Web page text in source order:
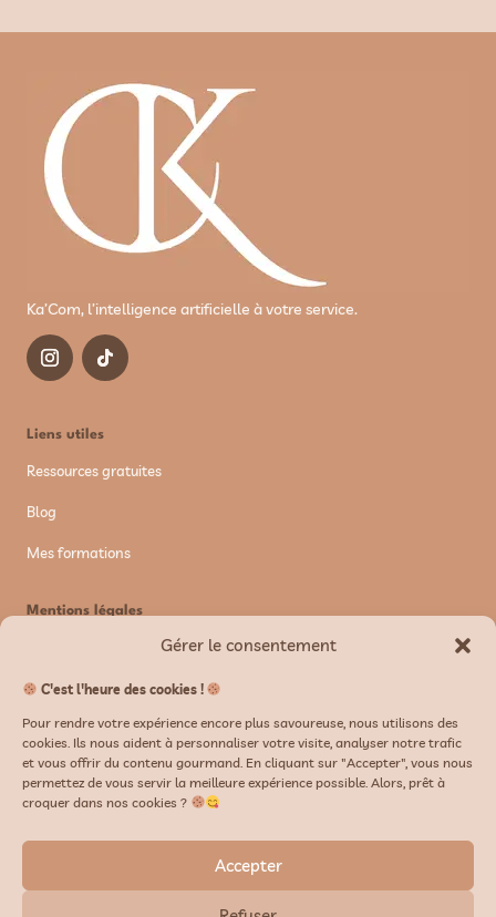
Gérer le consentement
C'est l'heure des cookies !
Pour rendre votre expérience encore plus savoureuse, nous utilisons des
cookies. Ils nous aident à personnaliser votre visite, analyser notre trafic
et vous offrir du contenu gourmand. En cliquant sur "Accepter", vous nous
permettez de vous servir la meilleure expérience possible. Alors, prêt à
croquer dans nos cookies ?
Accepter
Ka’Com, l’intelligence artificielle à votre service.
Liens utiles
Ressources gratuites
Blog
Mes formations
Mentions légales
Politique de confidentialité
CGV/CGU
Newsletter